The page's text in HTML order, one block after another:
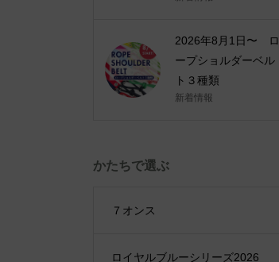
2026年8月1日〜 ロ
ープショルダーベル
ト３種類
新着情報
かたちで選ぶ
７オンス
ロイヤルブルーシリーズ2026